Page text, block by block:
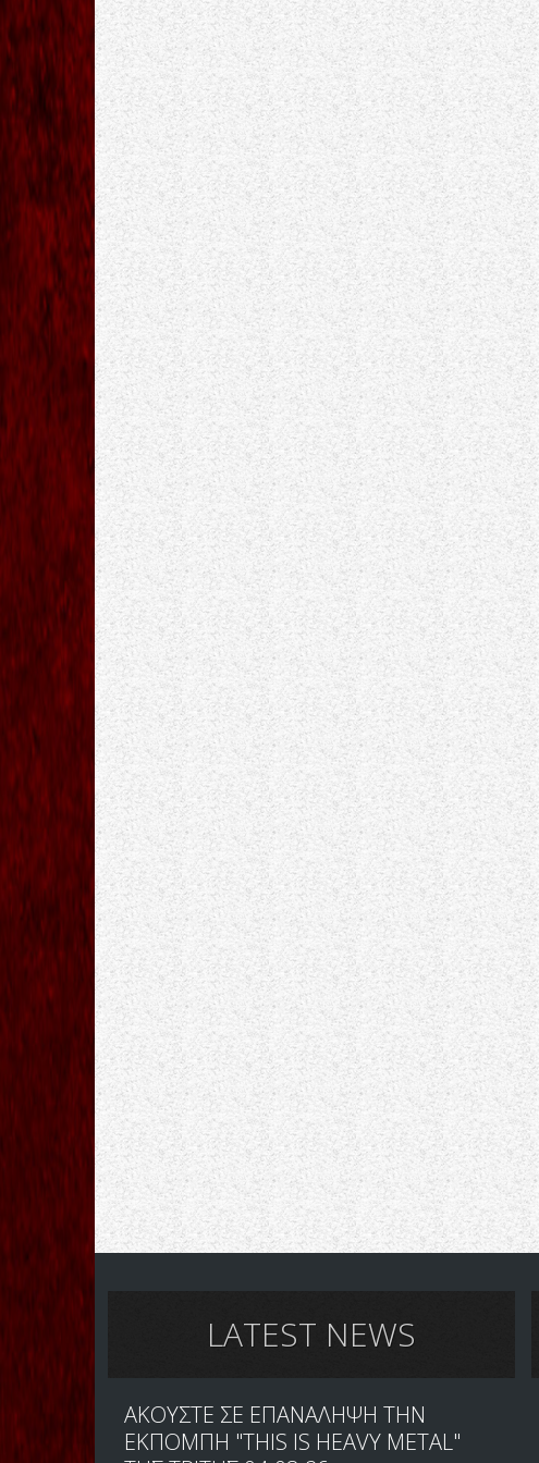
LATEST NEWS
ΑΚΟΥΣΤΕ ΣΕ ΕΠΑΝΑΛΗΨΗ ΤΗΝ
ΕΚΠΟΜΠΗ "THIS IS HEAVY METAL"